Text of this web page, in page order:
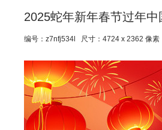
2025蛇年新年春节过年
编号：z7nfj534l 尺寸：4724 x 2362 像素